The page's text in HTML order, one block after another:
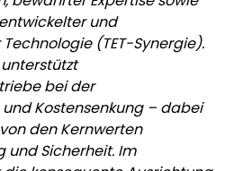
und
(TET-Synergie).
bei der
Kostensenkung – dabei
den Kernwerten
und Sicherheit. Im